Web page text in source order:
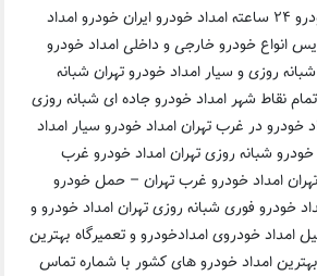
خودرو در تهران امداد خودرو ۲۴ ساعته امداد خودرو ایران خودرو امداد
انواع خودرو خارجی و داخلی امداد خودرو
روزی و سیار امداد خودرو تهران شبانه
نقاط شهر امداد خودرو جاده ای شبانه روزی
خودرو در غرب تهران امداد خودرو سیار امداد
شبانه روزی تهران امداد خودرو غرب
امداد خودرو غرب تهران – حمل خودرو
ساعته امداد خودرو فوری شبانه روزی تهران امداد خودرو و
خودروی امدادخودرو و تعمیرگاه بهترین
امداد خودرو های کشور با شماره تماس